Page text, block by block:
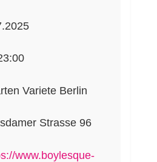
Variete Berlin
Strasse 96
www.boylesque-